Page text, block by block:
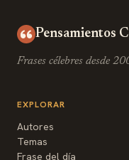
Pensamientos
Frases célebres desde
EXPLORAR
Autores
Temas
Frase del día